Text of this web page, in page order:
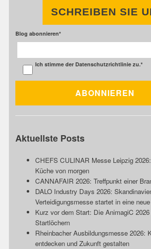
SCHREIBEN SIE
Blog abonnieren*
Ich stimme der Datenschutzrichtlinie zu.*
Aktuellste Posts
CHEFS CULINAR Messe Leipzig
Küche von morgen
CANNAFAIR 2026: Treffpunkt einer
DALO Industry Days 2026:
Verteidigungsmesse startet in eine
Kurz vor dem Start: Die AnimagiC
Startlöchern
Rheinbacher Ausbildungsmesse 2026:
entdecken und Zukunft gestalten